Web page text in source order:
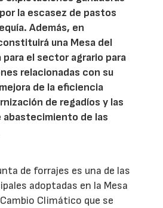
la escasez de pastos
Además, en
una Mesa del
el sector agrario para
relacionadas con su
de la eficiencia
de regadíos y las
abastecimiento de las
de forrajes es una de las
adoptadas en la Mesa
Climático que se